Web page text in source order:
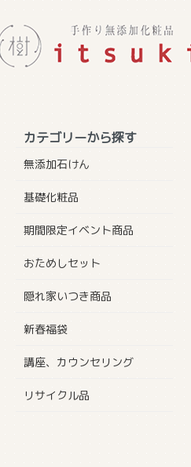
カテゴリーから探す
無添加石けん
基礎化粧品
期間限定イベント商品
おためしセット
隠れ家いつき商品
新春福袋
講座、カウンセリング
リサイクル品